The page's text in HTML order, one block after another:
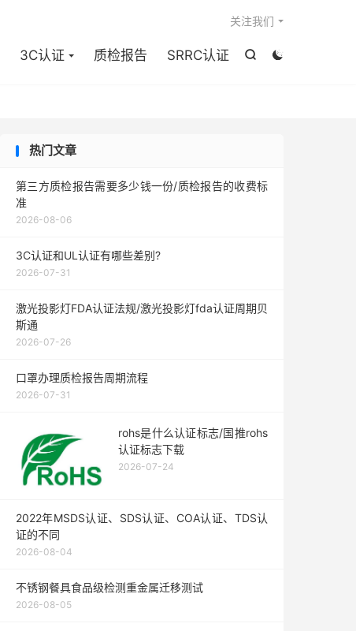


3C认证 质检报告 SRRC认证
关注我们
热门文章
第三方质检报告需要多少钱一份/质检报告的收费标
准
2026-08-06
3C认证和UL认证有哪些差别?
2026-07-31
激光投影灯FDA认证法规/激光投影灯fda认证周期贝
斯通
2026-07-26
口罩办理质检报告周期流程
2026-07-31
rohs是什么认证标志/国推rohs
认证标志下载
2026-07-24
2022年MSDS认证、SDS认证、COA认证、TDS认
证的不同
2026-08-04
不锈钢餐具食品级检测重金属迁移测试
2026-08-05